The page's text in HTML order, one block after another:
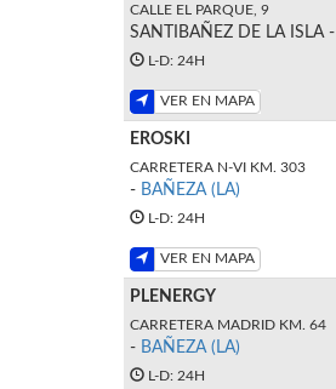
CALLE EL PARQUE, 9
SANTIBAÑEZ DE LA ISLA -
L-D: 24H
VER EN MAPA
EROSKI
CARRETERA N-VI KM. 303
- BAÑEZA (LA)
L-D: 24H
VER EN MAPA
PLENERGY
CARRETERA MADRID KM. 64
- BAÑEZA (LA)
L-D: 24H